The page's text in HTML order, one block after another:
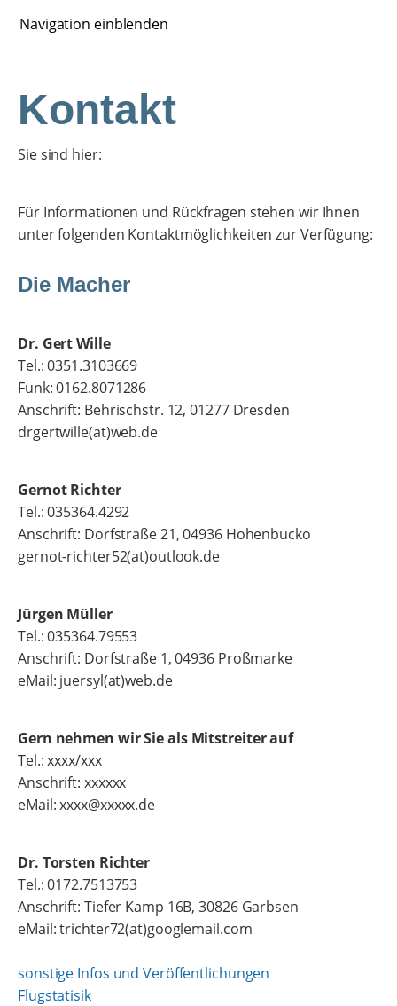
Navigation einblenden
Kontakt
Sie sind hier:
Für Informationen und Rückfragen stehen wir Ihnen
unter folgenden Kontaktmöglichkeiten zur Verfügung:
Die Macher
Dr. Gert Wille
Tel.: 0351.3103669
Funk: 0162.8071286
Anschrift: Behrischstr. 12, 01277 Dresden
drgertwille(at)web.de
Gernot Richter
Tel.: 035364.4292
Anschrift: Dorfstraße 21, 04936 Hohenbucko
gernot-richter52(at)outlook.de
Jürgen Müller
Tel.: 035364.79553
Anschrift: Dorfstraße 1, 04936 Proßmarke
eMail: juersyl(at)web.de
Gern nehmen wir Sie als Mitstreiter auf
Tel.: xxxx/xxx
Anschrift: xxxxxx
eMail: xxxx@xxxxx.de
Dr. Torsten Richter
Tel.: 0172.7513753
Anschrift: Tiefer Kamp 16B, 30826 Garbsen
eMail: trichter72(at)googlemail.com
sonstige Infos und Veröffentlichungen
Flugstatisik